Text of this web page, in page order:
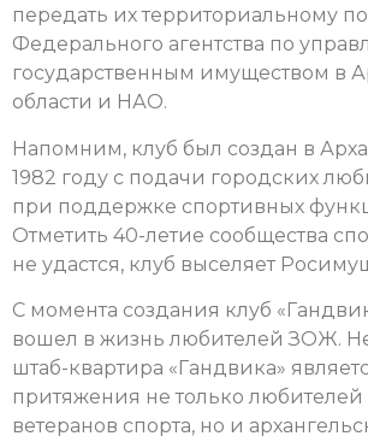
передать их территориальному
Федерального агентства по
государственным имуществом в
области и НАО.
Напомним, клуб был создан в
1982 году с подачи городских
при поддержке спортивных
Отметить 40-летие сообщества
не удастся, клуб выселяет
С момента создания клуб
вошел в жизнь любителей ЗОЖ.
штаб-квартира «Гандвика»
притяжения не только любителей
ветеранов спорта, но и